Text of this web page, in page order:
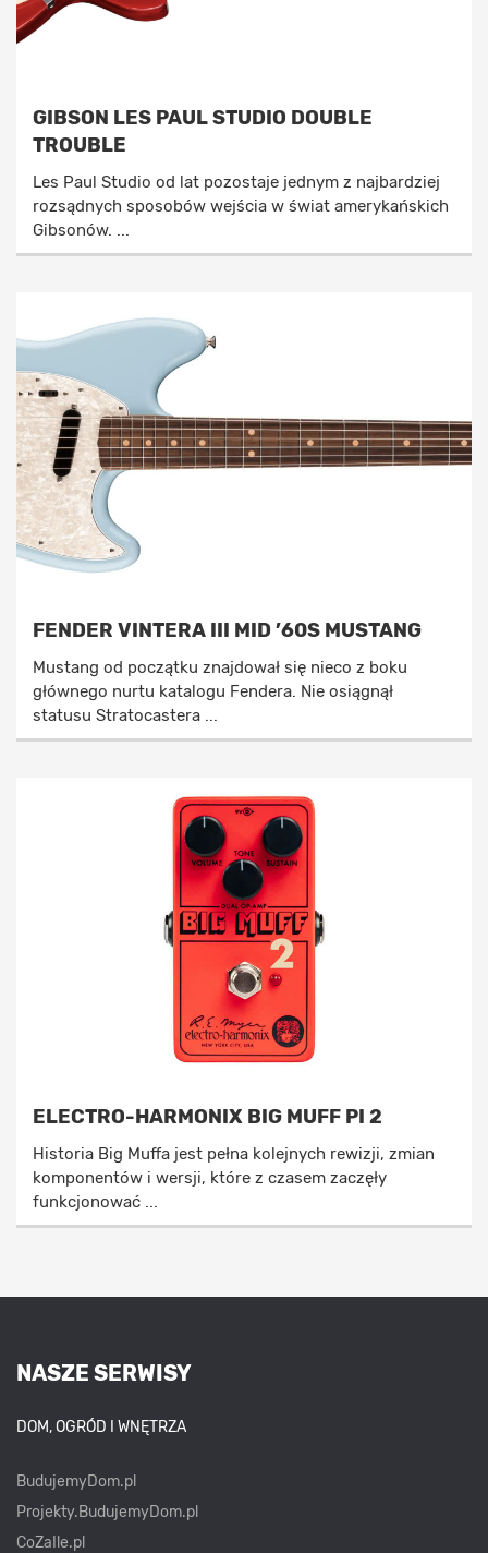
GIBSON LES PAUL STUDIO DOUBLE
TROUBLE
Les Paul Studio od lat pozostaje jednym z najbardziej
rozsądnych sposobów wejścia w świat amerykańskich
Gibsonów. ...
FENDER VINTERA III MID ’60S MUSTANG
Mustang od początku znajdował się nieco z boku
głównego nurtu katalogu Fendera. Nie osiągnął
statusu Stratocastera ...
ELECTRO-HARMONIX BIG MUFF PI 2
Historia Big Muffa jest pełna kolejnych rewizji, zmian
komponentów i wersji, które z czasem zaczęły
funkcjonować ...
NASZE SERWISY
DOM, OGRÓD I WNĘTRZA
BudujemyDom.pl
Projekty.BudujemyDom.pl
CoZaIle.pl